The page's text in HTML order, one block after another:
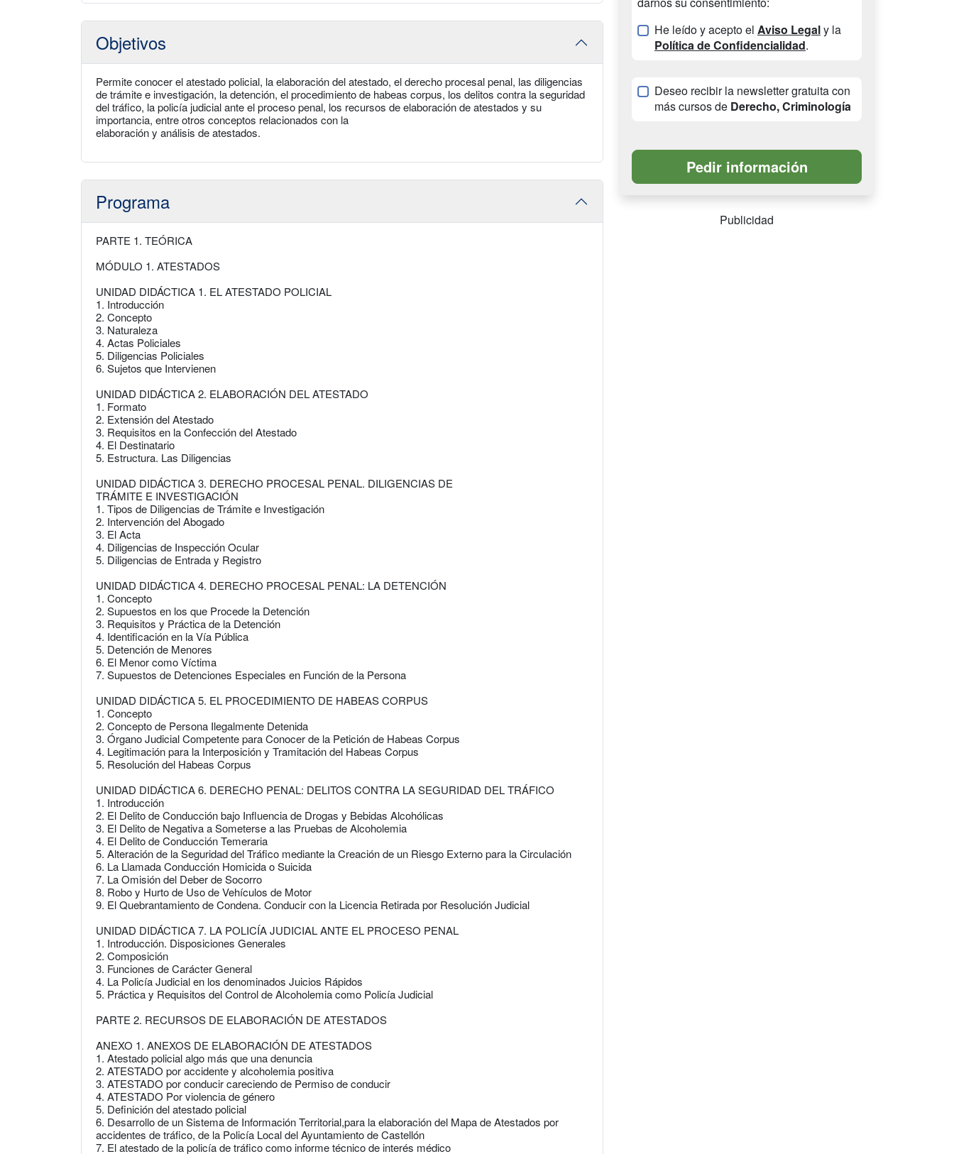
Objetivos
Permite conocer el atestado policial, la elaboración del atestado, el derecho procesal penal, las diligencias
de trámite e investigación, la detención, el procedimiento de habeas corpus, los delitos contra la seguridad
del tráfico, la policía judicial ante el proceso penal, los recursos de elaboración de atestados y su
importancia, entre otros conceptos relacionados con la
elaboración y análisis de atestados.
Programa
PARTE 1. TEÓRICA
MÓDULO 1. ATESTADOS
UNIDAD DIDÁCTICA 1. EL ATESTADO POLICIAL
1. Introducción
2. Concepto
3. Naturaleza
4. Actas Policiales
5. Diligencias Policiales
6. Sujetos que Intervienen
UNIDAD DIDÁCTICA 2. ELABORACIÓN DEL ATESTADO
1. Formato
2. Extensión del Atestado
3. Requisitos en la Confección del Atestado
4. El Destinatario
5. Estructura. Las Diligencias
UNIDAD DIDÁCTICA 3. DERECHO PROCESAL PENAL. DILIGENCIAS DE
TRÁMITE E INVESTIGACIÓN
1. Tipos de Diligencias de Trámite e Investigación
2. Intervención del Abogado
3. El Acta
4. Diligencias de Inspección Ocular
5. Diligencias de Entrada y Registro
UNIDAD DIDÁCTICA 4. DERECHO PROCESAL PENAL: LA DETENCIÓN
1. Concepto
2. Supuestos en los que Procede la Detención
3. Requisitos y Práctica de la Detención
4. Identificación en la Vía Pública
5. Detención de Menores
6. El Menor como Víctima
7. Supuestos de Detenciones Especiales en Función de la Persona
UNIDAD DIDÁCTICA 5. EL PROCEDIMIENTO DE HABEAS CORPUS
1. Concepto
2. Concepto de Persona Ilegalmente Detenida
3. Órgano Judicial Competente para Conocer de la Petición de Habeas Corpus
4. Legitimación para la Interposición y Tramitación del Habeas Corpus
5. Resolución del Habeas Corpus
UNIDAD DIDÁCTICA 6. DERECHO PENAL: DELITOS CONTRA LA SEGURIDAD DEL TRÁFICO
1. Introducción
2. El Delito de Conducción bajo Influencia de Drogas y Bebidas Alcohólicas
3. El Delito de Negativa a Someterse a las Pruebas de Alcoholemia
4. El Delito de Conducción Temeraria
5. Alteración de la Seguridad del Tráfico mediante la Creación de un Riesgo Externo para la Circulación
6. La Llamada Conducción Homicida o Suicida
7. La Omisión del Deber de Socorro
8. Robo y Hurto de Uso de Vehículos de Motor
9. El Quebrantamiento de Condena. Conducir con la Licencia Retirada por Resolución Judicial
UNIDAD DIDÁCTICA 7. LA POLICÍA JUDICIAL ANTE EL PROCESO PENAL
1. Introducción. Disposiciones Generales
2. Composición
3. Funciones de Carácter General
4. La Policía Judicial en los denominados Juicios Rápidos
5. Práctica y Requisitos del Control de Alcoholemia como Policía Judicial
PARTE 2. RECURSOS DE ELABORACIÓN DE ATESTADOS
ANEXO 1. ANEXOS DE ELABORACIÓN DE ATESTADOS
1. Atestado policial algo más que una denuncia
2. ATESTADO por accidente y alcoholemia positiva
3. ATESTADO por conducir careciendo de Permiso de conducir
4. ATESTADO Por violencia de género
5. Definición del atestado policial
6. Desarrollo de un Sistema de Información Territorial,para la elaboración del Mapa de Atestados por
accidentes de tráfico, de la Policía Local del Ayuntamiento de Castellón
7. El atestado de la policía de tráfico como informe técnico de interés médico
He leído y acepto el Aviso Legaly la
Política de Confidencialidad.
Deseo recibir la newsletter gratuita con
más cursos de Derecho, Criminología
Publicidad